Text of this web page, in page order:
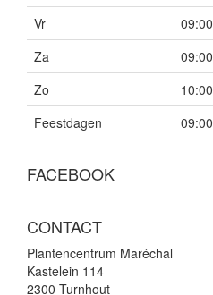
Vr
09:00
Za
09:00
Zo
10:00
Feestdagen
09:00
FACEBOOK
CONTACT
Plantencentrum Maréchal
Kastelein 114
2300 Turnhout